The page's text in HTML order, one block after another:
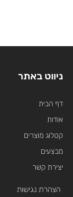
ניווט באתר
דף הבית
אודות
קטלוג מוצרים
מבצעים
יצירת קשר
הצהרת נגישות